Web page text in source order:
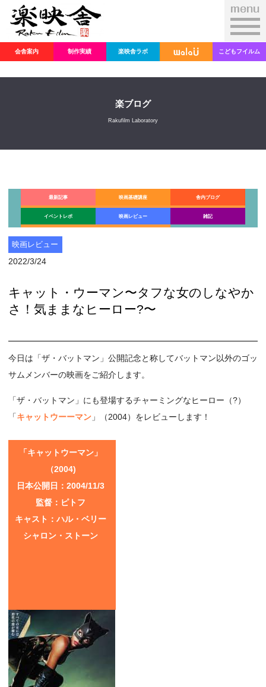
会舎案内 制作実績 楽映舎ラボ こどもフイルム
楽ブログ
Rakufilm Laboratory
最新記事 映画基礎講座 舎内ブログ
イベントレポ 映画レビュー 雑記
映画レビュー
2022/3/24
キャット・ウーマン〜タフな女のしなやか
さ！気ままなヒーロー?〜
今日は「ザ・バットマン」公開記念と称してバットマン以外のゴッ
サムメンバーの映画をご紹介します。
「ザ・バットマン」にも登場するチャーミングなヒーロー（?）
「キャットウーーマン 」（2004）をレビューします！
「キャットウーマン」
（2004)
日本公開日：2004/11/3
監督：ピトフ
キャスト：ハル・ベリー
シャロン・ストーン